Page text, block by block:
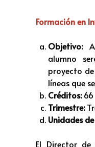
Formación en
Objetivo:
alumno
proyecto
líneas que
Créditos:66
Trimestre:
Unidades
El Director